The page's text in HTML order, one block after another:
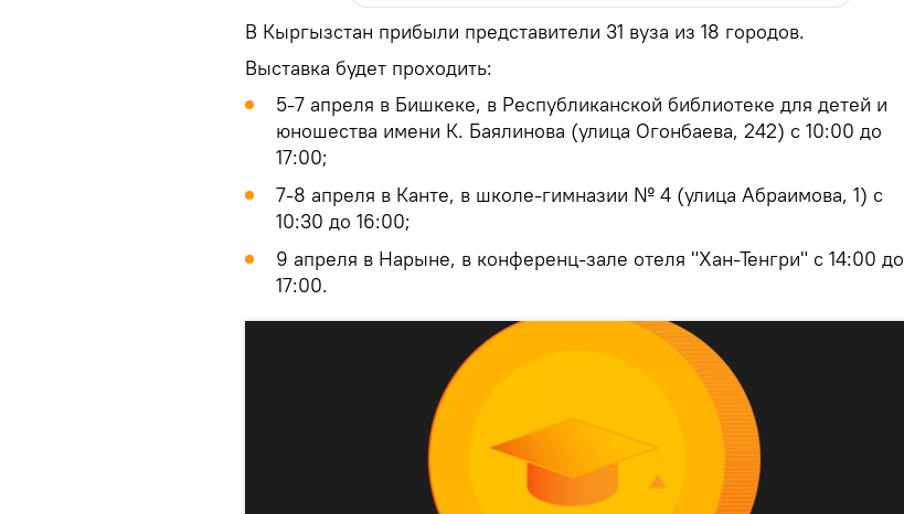
В Кыргызстан прибыли представители 31 вуза из 18 городов.
Выставка будет проходить:
5-7 апреля в Бишкеке, в Республиканской библиотеке для детей и
юношества имени К. Баялинова (улица Огонбаева, 242) с 10:00 до
17:00;
7-8 апреля в Канте, в школе-гимназии № 4 (улица Абраимова, 1) с
10:30 до 16:00;
9 апреля в Нарыне, в конференц-зале отеля "Хан-Тенгри" с 14:00 до
17:00.